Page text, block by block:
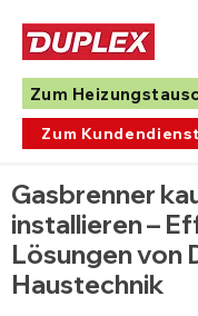
Zum Kundendienst
Zum
Gasbrenner
installieren –
Lösungen von
Haustechnik